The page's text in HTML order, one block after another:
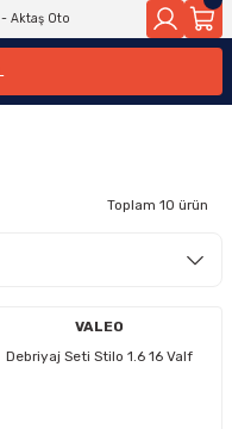
Toplam 10 ürün
VALEO
Debriyaj Seti Stilo 1.6 16 Valf